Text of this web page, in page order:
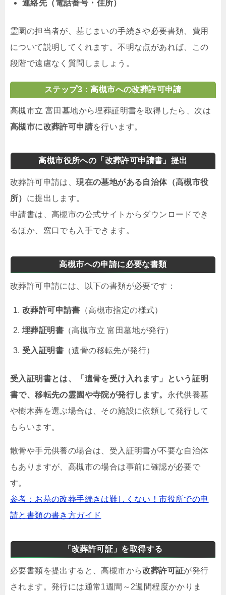
連絡先（電話番号・住所）
霊園の担当者が、墓じまいの手続きや必要書類、費用
について説明してくれます。不明な点があれば、この
段階で遠慮なく質問しましょう。
ステップ3：高槻市への改葬許可申請
高槻市立 富田墓地から埋葬証明書を取得したら、次は
高槻市に改葬許可申請を行います。
高槻市役所への「改葬許可申請書」提出
改葬許可申請は、現在の墓地がある自治体（高槻市役
所） に提出します。
申請書は、高槻市の公式サイトからダウンロードでき
るほか、窓口でも入手できます。
高槻市への申請に必要な書類
改葬許可申請には、以下の書類が必要です：
改葬許可申請書 （高槻市指定の様式）
埋葬証明書 （高槻市立 富田墓地が発行）
受入証明書 （遺骨の移転先が発行）
受入証明書とは、「遺骨を受け入れます」という証明
書で、移転先の霊園や寺院が発行します。 永代供養墓
や樹木葬を選ぶ場合は、その施設に依頼して発行して
もらいます。
散骨や手元供養の場合は、受入証明書が不要な自治体
もありますが、高槻市の場合は事前に確認が必要で
す。
参考：お墓の改葬手続きは難しくない！市役所での申
請と書類の書き方ガイド
「改葬許可証」を取得する
必要書類を提出すると、高槻市から改葬許可証が発行
されます。発行には通常1週間～2週間程度かかりま